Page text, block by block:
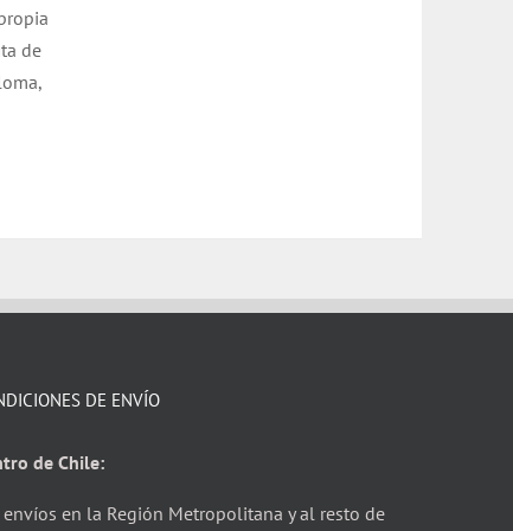
de
DE ENVÍO
de Chile:
envíos en la Región Metropolitana y al resto de